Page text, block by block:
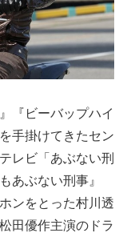
『ビーバップハイ
手掛けてきたセン
レビ「あぶない刑
あぶない刑事』
ンをとった村川透
田優作主演のドラ